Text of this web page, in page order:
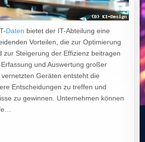
Daten bietet der IT-Abteilung eine
Vorteilen, die zur Optimierung
zur Steigerung der Effizienz beitragen
und Auswertung großer
Geräten entsteht die
Entscheidungen zu treffen und
zu gewinnen. Unternehmen können